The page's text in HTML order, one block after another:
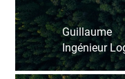
Guillaume
Ingénieur